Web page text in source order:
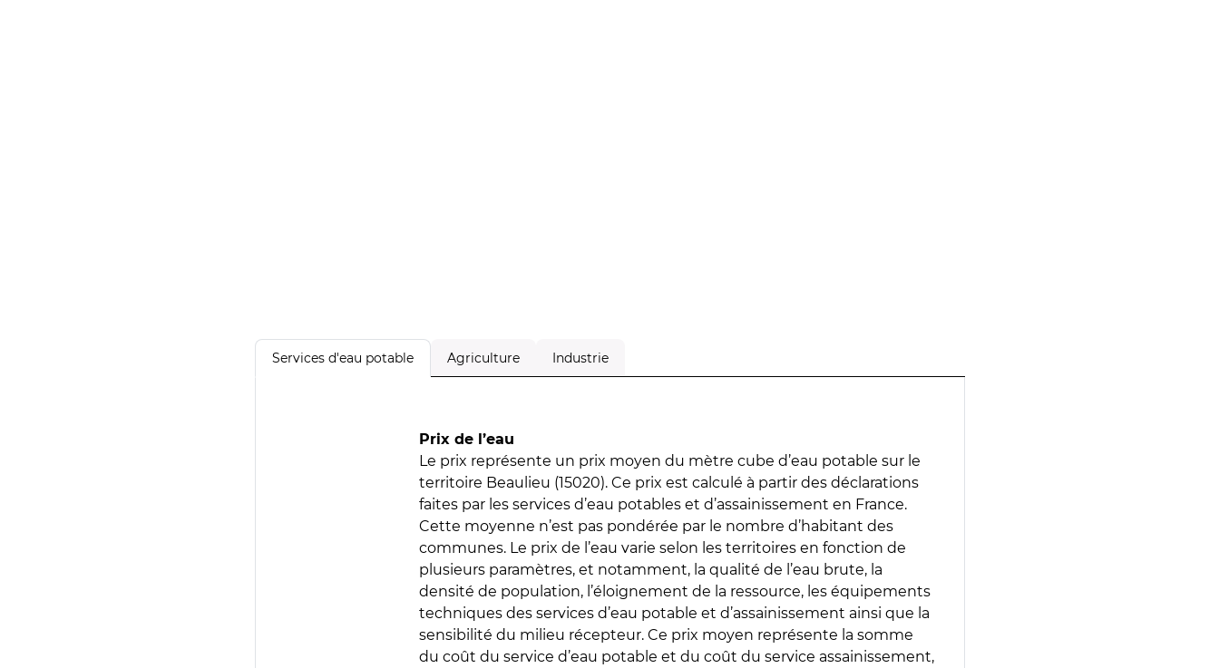
Services d'eau potable Agriculture Industrie
Prix de l’eau
Le prix représente un prix moyen du mètre cube d’eau potable sur le
territoire Beaulieu (15020). Ce prix est calculé à partir des déclarations
faites par les services d’eau potables et d’assainissement en France.
Cette moyenne n’est pas pondérée par le nombre d’habitant des
communes. Le prix de l’eau varie selon les territoires en fonction de
plusieurs paramètres, et notamment, la qualité de l’eau brute, la
densité de population, l’éloignement de la ressource, les équipements
techniques des services d’eau potable et d’assainissement ainsi que la
sensibilité du milieu récepteur. Ce prix moyen représente la somme
du coût du service d’eau potable et du coût du service assainissement,